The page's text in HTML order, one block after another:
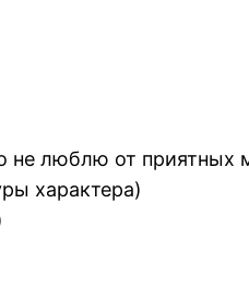
не люблю от приятных
характера)